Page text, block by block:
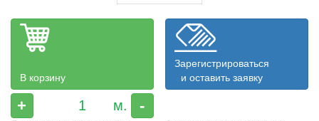
В корзину
+ -
Зарегистрироваться
и оставить заявку